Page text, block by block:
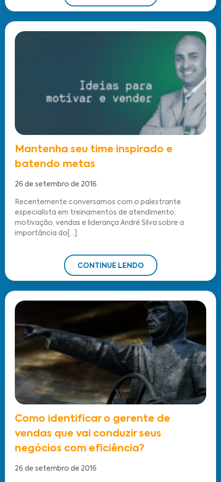
Mantenha seu time inspirado e
batendo metas
26 de setembro de 2016
Recentemente conversamos com o palestrante
especialista em treinamentos de atendimento,
motivação, vendas e liderança André Silva sobre a
importância do[...]
CONTINUE LENDO
Como identificar o gerente de
vendas que vai conduzir seus
negócios com eficiência?
26 de setembro de 2016